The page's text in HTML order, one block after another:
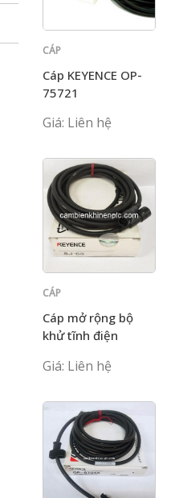
CÁP
Cáp KEYENCE OP-
75721
Giá: Liên hệ
CÁP
Cáp mở rộng bộ
khử tĩnh điện
Giá: Liên hệ